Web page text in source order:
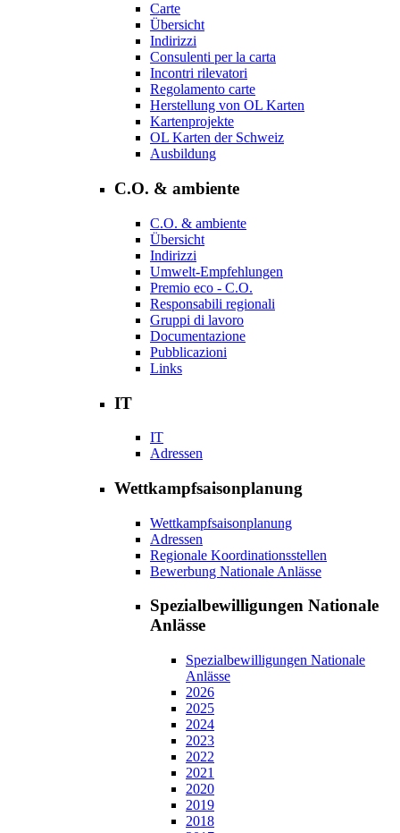
Carte
Übersicht
Indirizzi
Consulenti per la carta
Incontri rilevatori
Regolamento carte
Herstellung von OL Karten
Kartenprojekte
OL Karten der Schweiz
Ausbildung
C.O. & ambiente
C.O. & ambiente
Übersicht
Indirizzi
Umwelt-Empfehlungen
Premio eco - C.O.
Responsabili regionali
Gruppi di lavoro
Documentazione
Pubblicazioni
Links
IT
IT
Adressen
Wettkampfsaisonplanung
Wettkampfsaisonplanung
Adressen
Regionale Koordinationsstellen
Bewerbung Nationale Anlässe
Spezialbewilligungen Nationale
Anlässe
Spezialbewilligungen Nationale
Anlässe
2026
2025
2024
2023
2022
2021
2020
2019
2018